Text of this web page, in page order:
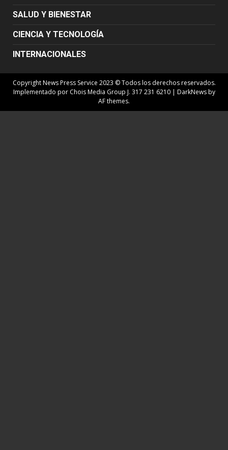
SALUD Y BIENESTAR
CIENCIA Y TECNOLOGÍA
INTERNACIONALES
Copyright News Press Service 2023 © Todos los derechos reservados.
Implementado por Chois Media Group J. 317 231 6210 | DarkNewsby
AF themes.